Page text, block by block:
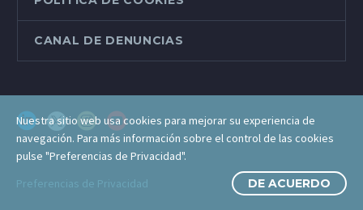
CANAL DE DENUNCIAS
Nuestra sitio web usa cookies para mejorar su experiencia de
navegación. Para más información sobre el control de las cookies
pulse "Preferencias de Privacidad".
Preferencias de Privacidad
DE ACUERDO